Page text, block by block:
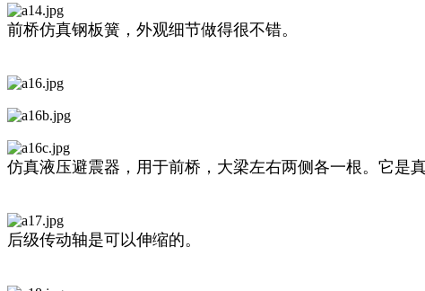
前桥仿真钢板簧，外观细节做得很不错。
仿真液压避震器，用于前桥，大梁左右两侧各一根。它是
后级传动轴是可以伸缩的。